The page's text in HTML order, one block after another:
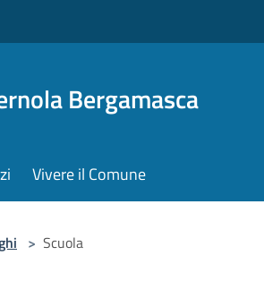
Bergamasca
Vivere il Comune
> Scuola